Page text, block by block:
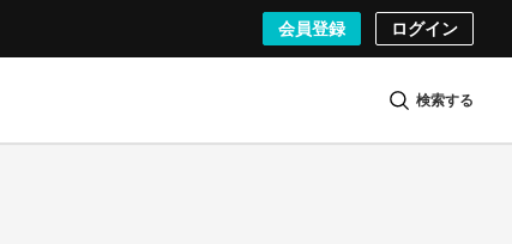
会員登録 ログイン
検索する